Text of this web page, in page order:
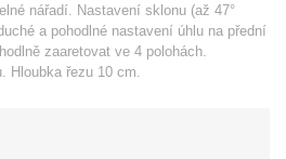
nářadí. Nastavení sklonu (až 47°
a pohodlné nastavení úhlu na přední
zaaretovat ve 4 polohách.
Hloubka řezu 10 cm.